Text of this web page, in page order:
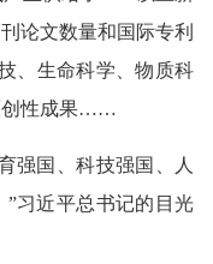
论文数量和国际专利
、生命科学、物质科
创性成果……
国、科技强国、人
习近平总书记的目光